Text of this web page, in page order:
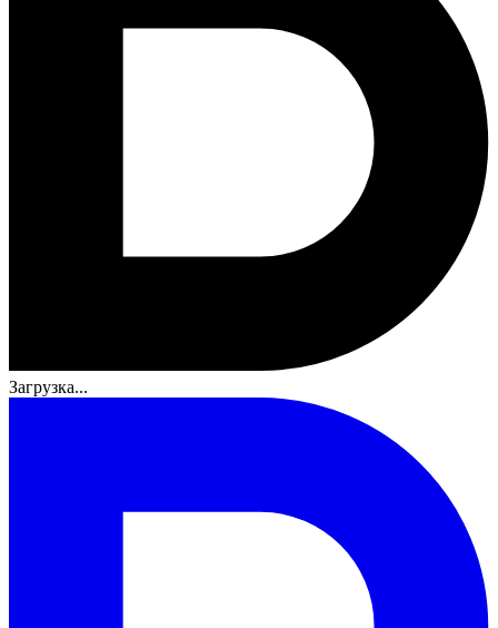
Загрузка...